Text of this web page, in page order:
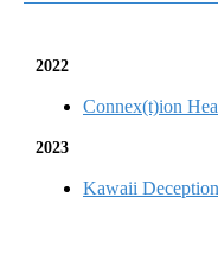
2022
Connex(t)ion
2023
Kawaii Deception